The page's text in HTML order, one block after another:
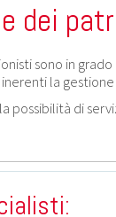
dei
sono in
la
possibilità di